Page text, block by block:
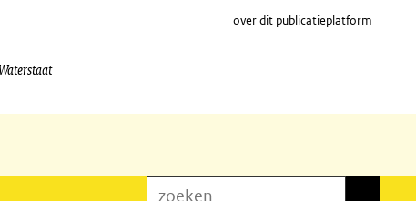
over dit publicatieplatform
zoeken